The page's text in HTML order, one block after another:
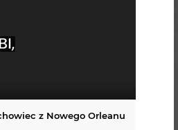
z Nowego Orleanu